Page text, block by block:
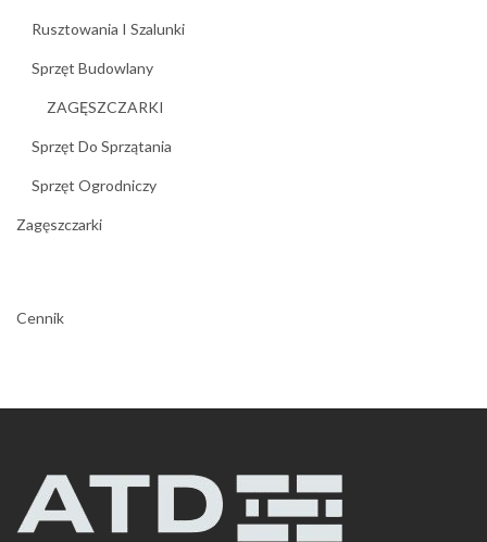
Rusztowania I Szalunki
Sprzęt Budowlany
ZAGĘSZCZARKI
Sprzęt Do Sprzątania
Sprzęt Ogrodniczy
Zagęszczarki
Cennik